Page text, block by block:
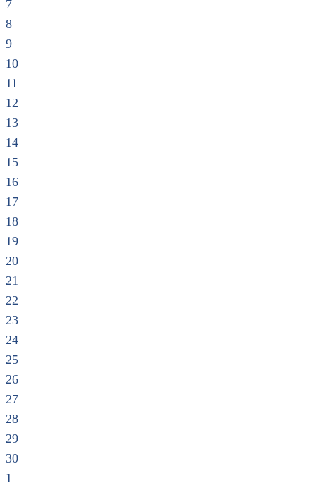
7
8
9
10
11
12
13
14
15
16
17
18
19
20
21
22
23
24
25
26
27
28
29
30
1